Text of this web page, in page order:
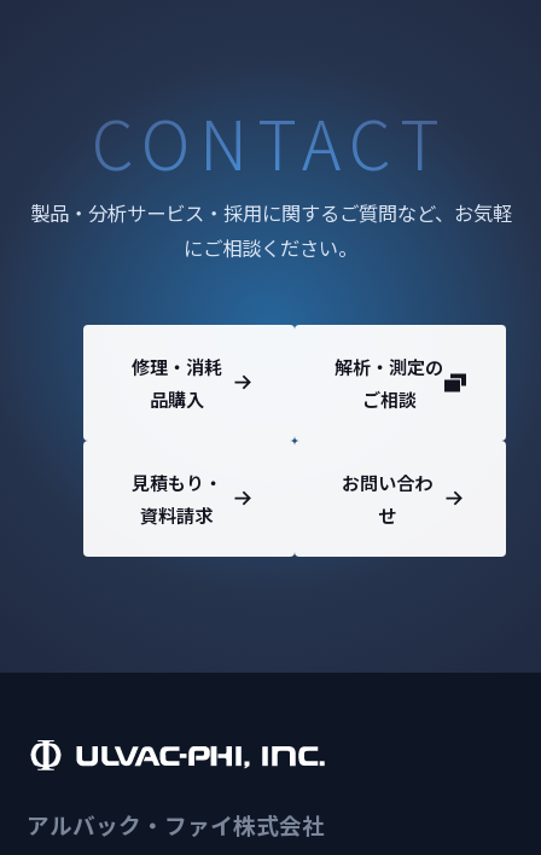
CONTACT
製品・分析サービス・採用に関するご質問など、お気軽
にご相談ください。
修理・消耗
品購入
解析・測定の
ご相談
見積もり・
資料請求
お問い合わ
せ
アルバック・ファイ株式会社